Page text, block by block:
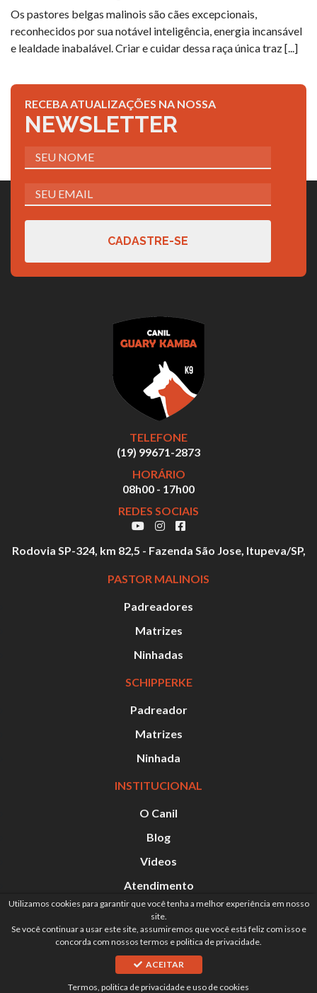
Os pastores belgas malinois são cães excepcionais,
reconhecidos por sua notável inteligência, energia incansável
e lealdade inabalável. Criar e cuidar dessa raça única traz [...]
RECEBA ATUALIZAÇÕES NA NOSSA
NEWSLETTER
TELEFONE
(19) 99671-2873
HORÁRIO
08h00 - 17h00
REDES SOCIAIS
Rodovia SP-324, km 82,5 - Fazenda São Jose, Itupeva/SP,
PASTOR MALINOIS
Padreadores
Matrizes
Ninhadas
SCHIPPERKE
Padreador
Matrizes
Ninhada
INSTITUCIONAL
O Canil
Blog
Videos
Atendimento
Mapa do site
COPYRIGHT © 2026 -POLITICA DE PRIVACIDADE E TERMOS
DE USO-AGENCIA DIGIMETA
Utilizamos cookies para garantir que você tenha a melhor experiência em nosso
site.
Se você continuar a usar este site, assumiremos que você está feliz com isso e
concorda com nossos termos e politica de privacidade.
ACEITAR
Termos, politica de privacidade e uso de cookies